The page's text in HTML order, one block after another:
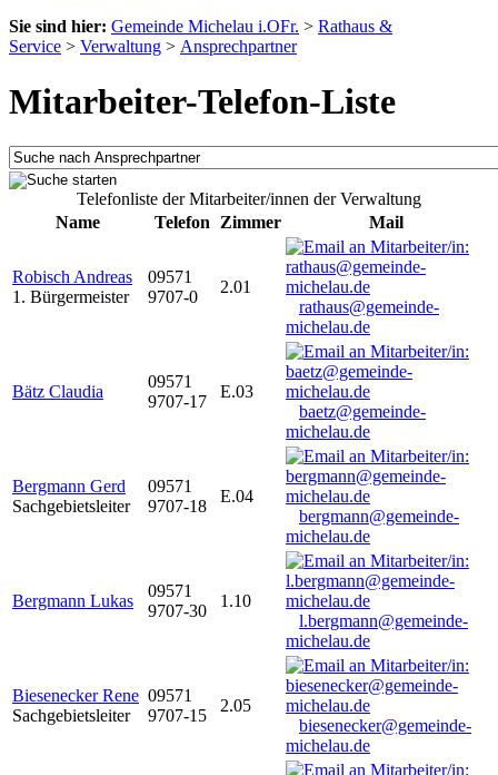
Sie sind hier: Gemeinde Michelau i.OFr. > Rathaus &
Service > Verwaltung > Ansprechpartner
Mitarbeiter-Telefon-Liste
Telefonliste der Mitarbeiter/innen der Verwaltung
Name
Telefon Zimmer Mail
Robisch Andreas
1. Bürgermeister
09571
9707-0
2.01
rathaus@gemeinde-
michelau.de
Bätz Claudia
09571
9707-17
E.03
baetz@gemeinde-
michelau.de
Bergmann Gerd
Sachgebietsleiter
09571
9707-18
E.04
bergmann@gemeinde-
michelau.de
Bergmann Lukas
09571
9707-30
1.10
l.bergmann@gemeinde-
michelau.de
Biesenecker Rene
Sachgebietsleiter
09571
9707-15
2.05
biesenecker@gemeinde-
michelau.de